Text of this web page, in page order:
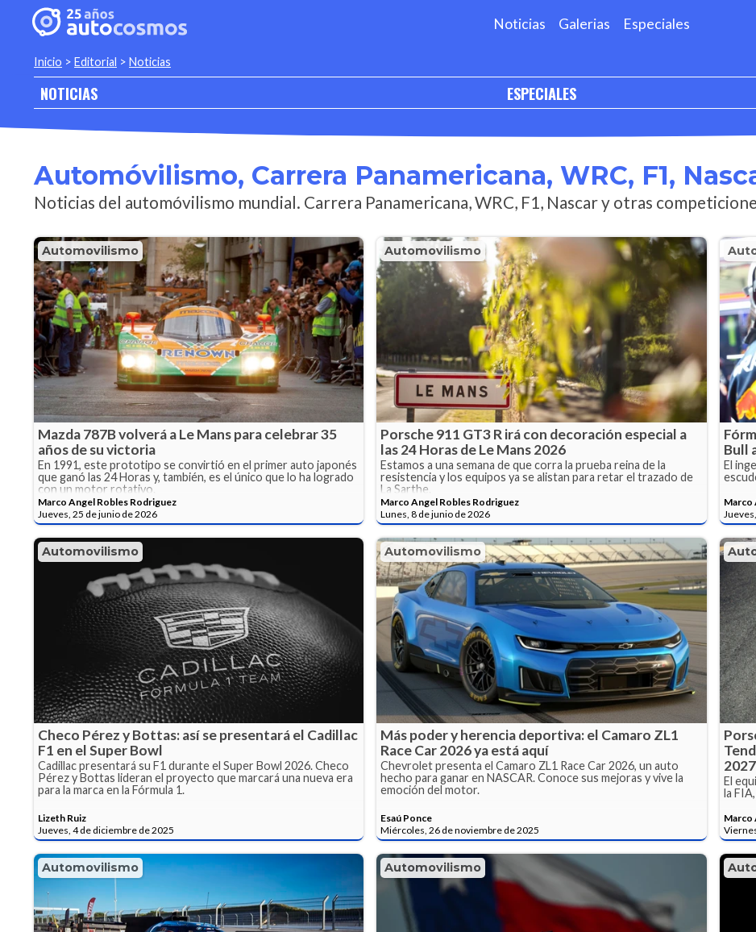
Noticias Galerias Especiales
Inicio > Editorial > Noticias
NOTICIAS ESPECIALES
Automóvilismo, Carrera Panamericana, WRC, F1,
Noticias del automóvilismo mundial. Carrera Panamericana, WRC, F1, Nascar y otras
Automovilismo
Mazda 787B volverá a Le Mans para celebrar 35
años de su victoria
En 1991, este prototipo se convirtió en el primer auto japonés
que ganó las 24 Horas y, también, es el único que lo ha logrado
con un motor rotativo.
Marco Angel Robles Rodriguez
Jueves, 25 de junio de 2026
Automovilismo
Porsche 911 GT3 R irá con decoración especial a
las 24 Horas de Le Mans 2026
Estamos a una semana de que corra la prueba reina de la
resistencia y los equipos ya se alistan para retar el trazado de
La Sarthe.
Marco Angel Robles Rodriguez
Lunes, 8 de junio de 2026
Bull
El
Marco
Automovilismo
Checo Pérez y Bottas: así se presentará el Cadillac
F1 en el Super Bowl
Cadillac presentará su F1 durante el Super Bowl 2026. Checo
Pérez y Bottas lideran el proyecto que marcará una nueva era
para la marca en la Fórmula 1.
Lizeth Ruiz
Jueves, 4 de diciembre de 2025
Automovilismo
Más poder y herencia deportiva: el Camaro ZL1
Race Car 2026 ya está aquí
Chevrolet presenta el Camaro ZL1 Race Car 2026, un auto
hecho para ganar en NASCAR. Conoce sus mejoras y vive la
emoción del motor.
Esaú Ponce
Miércoles, 26 de noviembre de 2025
2027
El
la
Marco
Automovilismo Automovilismo